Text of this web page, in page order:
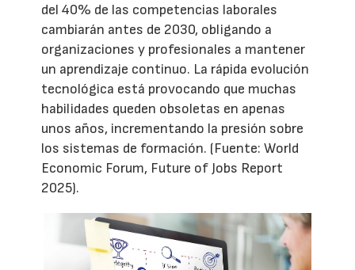
del 40% de las competencias laborales
cambiarán antes de 2030, obligando a
organizaciones y profesionales a mantener
un aprendizaje continuo. La rápida evolución
tecnológica está provocando que muchas
habilidades queden obsoletas en apenas
unos años, incrementando la presión sobre
los sistemas de formación. (Fuente: World
Economic Forum, Future of Jobs Report
2025).